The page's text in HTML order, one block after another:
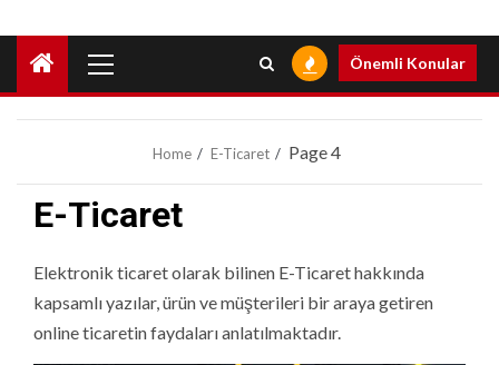
Menu
Önemli Konular
Home E-Ticaret Page 4
E-Ticaret
Elektronik ticaret olarak bilinen E-Ticaret hakkında
kapsamlı yazılar, ürün ve müşterileri bir araya getiren
online ticaretin faydaları anlatılmaktadır.